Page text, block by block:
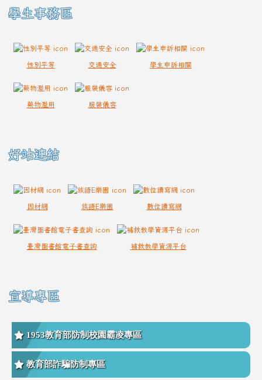
學生事務區
性別平等 交通安全 學生申訴相關
藥物濫用 服裝儀容
好站連結
因材網 族語E樂園 數位讀寫網
臺灣圖書館電子書查詢 補救教學資源平台
宣導專區
1953教育部防制校園霸凌專區
教育部詐騙防制專區